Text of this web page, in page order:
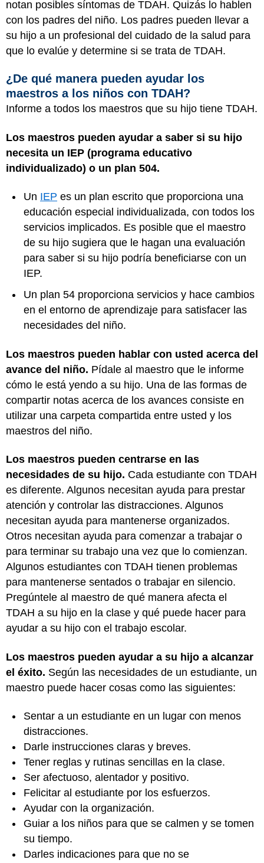
notan posibles síntomas de TDAH. Quizás lo hablen
con los padres del niño. Los padres pueden llevar a
su hijo a un profesional del cuidado de la salud para
que lo evalúe y determine si se trata de TDAH.
¿De qué manera pueden ayudar los
maestros a los niños con TDAH?
Informe a todos los maestros que su hijo tiene TDAH.
Los maestros pueden ayudar a saber si su hijo
necesita un IEP (programa educativo
individualizado) o un plan 504.
Un IEP es un plan escrito que proporciona una
educación especial individualizada, con todos los
servicios implicados. Es posible que el maestro
de su hijo sugiera que le hagan una evaluación
para saber si su hijo podría beneficiarse con un
IEP.
Un plan 54 proporciona servicios y hace cambios
en el entorno de aprendizaje para satisfacer las
necesidades del niño.
Los maestros pueden hablar con usted acerca del
avance del niño. Pídale al maestro que le informe
cómo le está yendo a su hijo. Una de las formas de
compartir notas acerca de los avances consiste en
utilizar una carpeta compartida entre usted y los
maestros del niño.
Los maestros pueden centrarse en las
necesidades de su hijo. Cada estudiante con TDAH
es diferente. Algunos necesitan ayuda para prestar
atención y controlar las distracciones. Algunos
necesitan ayuda para mantenerse organizados.
Otros necesitan ayuda para comenzar a trabajar o
para terminar su trabajo una vez que lo comienzan.
Algunos estudiantes con TDAH tienen problemas
para mantenerse sentados o trabajar en silencio.
Pregúntele al maestro de qué manera afecta el
TDAH a su hijo en la clase y qué puede hacer para
ayudar a su hijo con el trabajo escolar.
Los maestros pueden ayudar a su hijo a alcanzar
el éxito. Según las necesidades de un estudiante, un
maestro puede hacer cosas como las siguientes:
Sentar a un estudiante en un lugar con menos
distracciones.
Darle instrucciones claras y breves.
Tener reglas y rutinas sencillas en la clase.
Ser afectuoso, alentador y positivo.
Felicitar al estudiante por los esfuerzos.
Ayudar con la organización.
Guiar a los niños para que se calmen y se tomen
su tiempo.
Darles indicaciones para que no se